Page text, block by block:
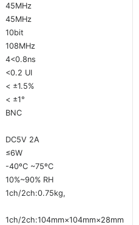
45MHz
45MHz
10bit
108MHz
4<0.8ns
<0.2 UI
< ±1.5%
< ±1°
BNC
DC5V 2A
≤6W
-40ºC ~75ºC
10%~90% RH
1ch/2ch:0.75kg,
1ch/2ch:104mm×104mm×28mm